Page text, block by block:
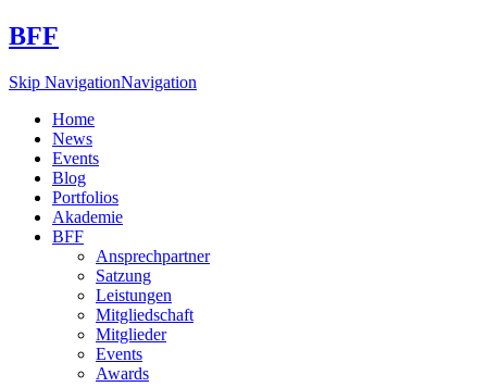
BFF
Skip NavigationNavigation
Home
News
Events
Blog
Portfolios
Akademie
BFF
Ansprechpartner
Satzung
Leistungen
Mitgliedschaft
Mitglieder
Events
Awards